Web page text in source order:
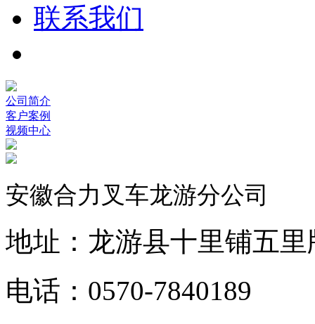
联系我们
公司简介
客户案例
视频中心
安徽合力叉车龙游分公司
地址：龙游县十里铺五里
电话：0570-7840189